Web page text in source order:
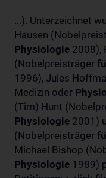
...). Unterzeichnet
Hausen
Physiologie 2008),
(Nobelpreisträger
1996), Jules
Medizin oder
(Tim) Hunt
Physiologie 2001)
(Nobelpreisträger
Michael Bishop
Physiologie 1989)